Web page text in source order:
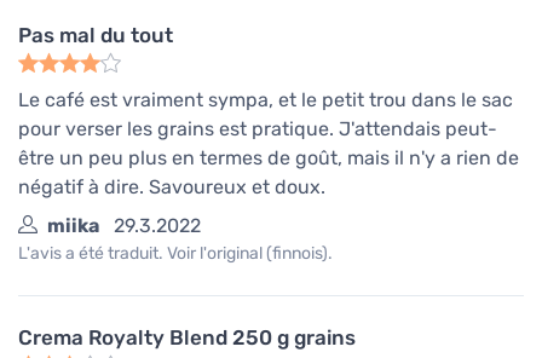
Pas mal du tout
Le café est vraiment sympa, et le petit trou dans le sac
pour verser les grains est pratique. J'attendais peut-
être un peu plus en termes de goût, mais il n'y a rien de
négatif à dire. Savoureux et doux.
miika
29.3.2022
L'avis a été traduit. Voir l'original (finnois).
Crema Royalty Blend 250 g grains